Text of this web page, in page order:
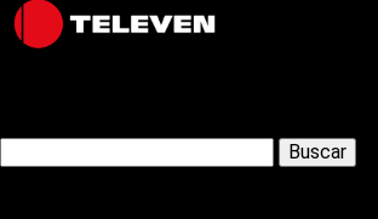
Latest Posts